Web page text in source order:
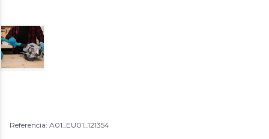
Referencia: A01_EU01_121354